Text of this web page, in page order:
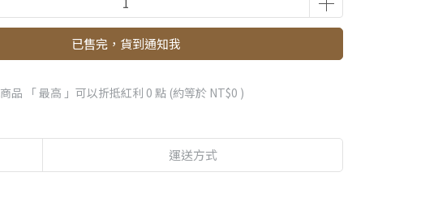
已售完，貨到通知我
品 「 最高 」可以折抵紅利 0 點 (約等於 NT$0 )
運送方式